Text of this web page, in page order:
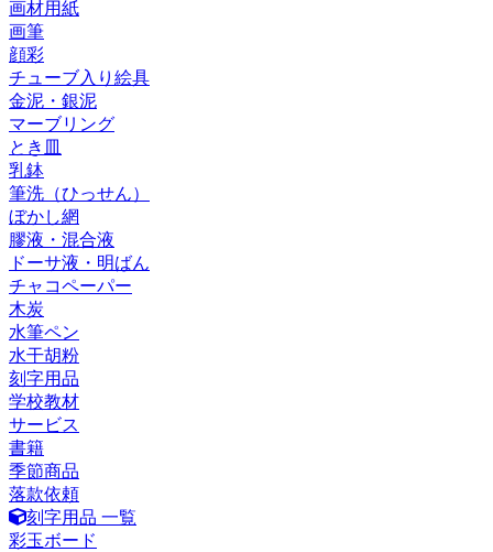
画材用紙
画筆
顔彩
チューブ入り絵具
金泥・銀泥
マーブリング
とき皿
乳鉢
筆洗（ひっせん）
ぼかし網
膠液・混合液
ドーサ液・明ばん
チャコペーパー
木炭
水筆ペン
水干胡粉
刻字用品
学校教材
サービス
書籍
季節商品
落款依頼
刻字用品 一覧
彩玉ボード